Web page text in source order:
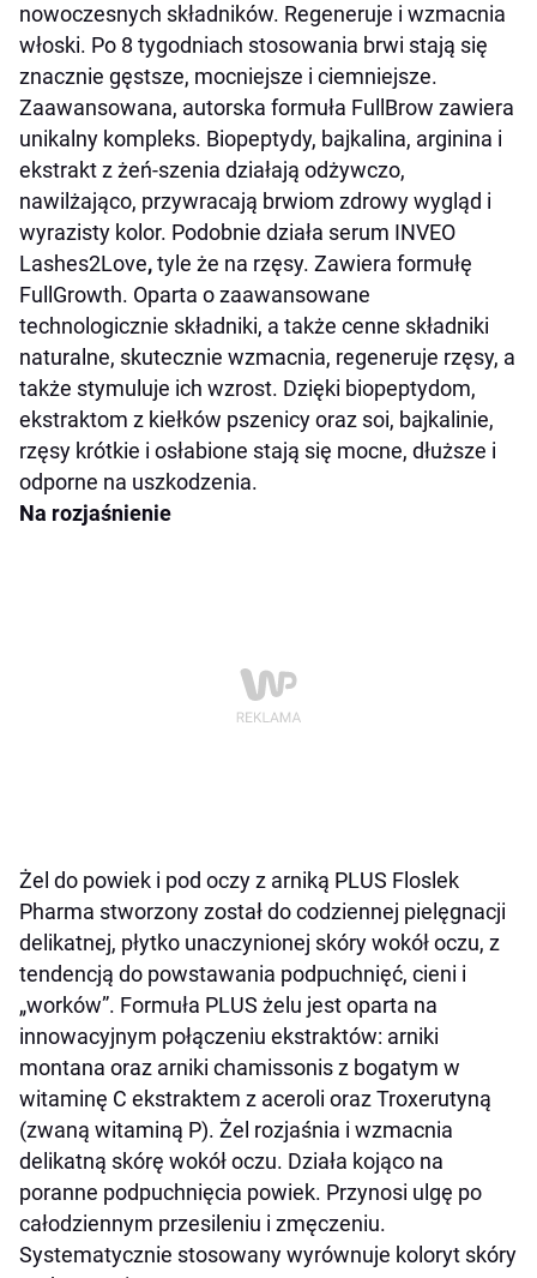
nowoczesnych składników. Regeneruje i wzmacnia
włoski. Po 8 tygodniach stosowania brwi stają się
znacznie gęstsze, mocniejsze i ciemniejsze.
Zaawansowana, autorska formuła FullBrow zawiera
unikalny kompleks. Biopeptydy, bajkalina, arginina i
ekstrakt z żeń-szenia działają odżywczo,
nawilżająco, przywracają brwiom zdrowy wygląd i
wyrazisty kolor. Podobnie działa serum INVEO
Lashes2Love,tyle że na rzęsy. Zawiera formułę
FullGrowth. Oparta o zaawansowane
technologicznie składniki, a także cenne składniki
naturalne, skutecznie wzmacnia, regeneruje rzęsy, a
także stymuluje ich wzrost. Dzięki biopeptydom,
ekstraktom z kiełków pszenicy oraz soi, bajkalinie,
rzęsy krótkie i osłabione stają się mocne, dłuższe i
odporne na uszkodzenia.
Na rozjaśnienie
Żel do powiek i pod oczy z arniką PLUS Floslek
Pharma stworzony został do codziennej pielęgnacji
delikatnej, płytko unaczynionej skóry wokół oczu, z
tendencją do powstawania podpuchnięć, cieni i
„worków”. Formuła PLUS żelu jest oparta na
innowacyjnym połączeniu ekstraktów: arniki
montana oraz arniki chamissonis z bogatym w
witaminę C ekstraktem z aceroli oraz Troxerutyną
(zwaną witaminą P). Żel rozjaśnia i wzmacnia
delikatną skórę wokół oczu. Działa kojąco na
poranne podpuchnięcia powiek. Przynosi ulgę po
całodziennym przesileniu i zmęczeniu.
Systematycznie stosowany wyrównuje koloryt skóry